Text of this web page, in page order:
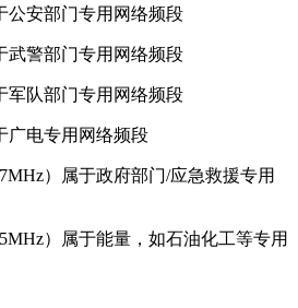
公安部门专用网络频段
武警部门专用网络频段
军队部门专用网络频段
广电专用网络频段
）属于政府部门/应急救援专用
）属于能量，如石油化工等专用